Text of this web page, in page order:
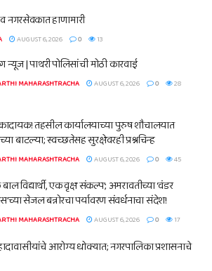
नगरसेवकात हाणामारी
AUGUST 6, 2026 0 13
न्यूज | पाथरी पोलिसांची मोठी कारवाई
MAHARASHTRACHA AUGUST 6, 2026 0 28
तहसील कार्यालयाच्या पुरुष शौचालयात
बाटल्या; स्वच्छतेसह सुरक्षेवरही प्रश्नचिन्ह
MAHARASHTRACHA AUGUST 6, 2026 0 45
विद्यार्थी, एक वृक्ष संकल्प’; अमरावतीच्या ‘वंडर
सेजल बन्नोरचा पर्यावरण संवर्धनाचा संदेश!
MAHARASHTRACHA AUGUST 6, 2026 0 17
आरोग्य धोक्यात; नगरपालिका प्रशासनाचे